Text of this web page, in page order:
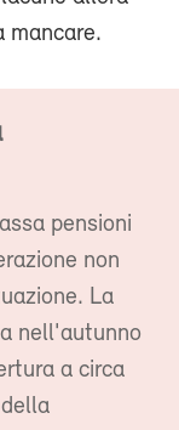
mancare.
pensioni
non
La
nell'autunno
a circa